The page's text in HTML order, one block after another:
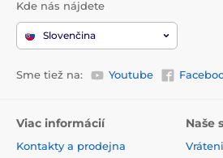
Kde nás nájdete
Slovenčina
Sme tiež na: Youtube
Viac informácií
Kontakty a prodejna
Naše